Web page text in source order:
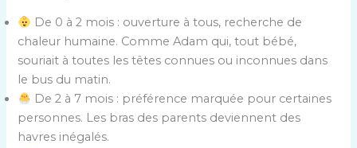
De 0 à 2 mois : ouverture à tous, recherche de
chaleur humaine. Comme Adam qui, tout bébé,
souriait à toutes les têtes connues ou inconnues dans
le bus du matin.
De 2 à 7 mois : préférence marquée pour certaines
personnes. Les bras des parents deviennent des
havres inégalés.